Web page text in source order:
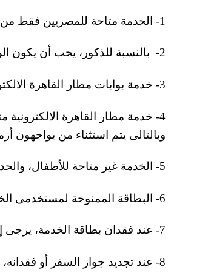
1- الخدمة متاحة للمصريين فقط من حاملي جوازات السفر المميكنة
2- بالنسبة للذكور، يجب أن يكون الراكب غير مطلوب للتجنيد، وأن يكون مثبتا ذلك بجواز السفر.
3- خدمة بوابات مطار القاهرة الالكترونية متاحة لمن لا يتطلب سفره الحصول على موافقة جهة العمل.
4- خدمة مطار القاهرة
وبالتالى يتم استثناء من
5- الخدمة غير متاحة للأطفال، والحد الأدنى لسن الاستخدام هو 16 عاماً.
6- البطاقة الممنوحة لمستخدمى الخدمة لا تعتبر بديلا عن جواز السفر، ولا بد من وجود جواز السفر بصحبة الراكب.
7- عند فقدان بطاقة الخدمة، يرجى إخطار الإدارة على الفور.
8- عند تجديد جواز السفر أو